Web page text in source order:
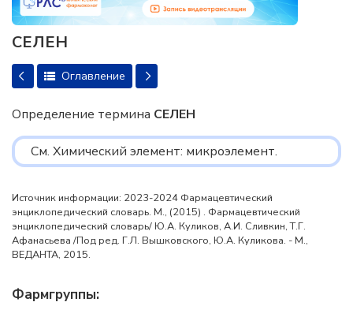
СЕЛЕН
Оглавление
Определение термина СЕЛЕН
См. Химический элемент: микроэлемент.
Источник информации: 2023-2024 Фармацевтический
энциклопедический словарь. М., (2015) . Фармацевтический
энциклопедический словарь/ Ю.А. Куликов, А.И. Сливкин, Т.Г.
Афанасьева /Под ред. Г.Л. Вышковского, Ю.А. Куликова. - М.,
ВЕДАНТА, 2015.
Фармгруппы: